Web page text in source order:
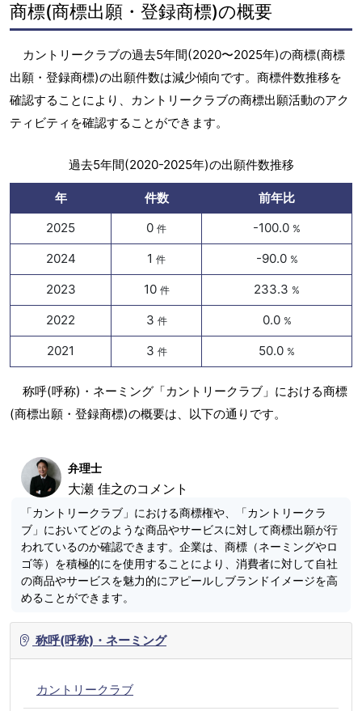
商標(商標出願・登録商標)の概要
カントリークラブの過去5年間(2020〜2025年)の商標(商標
出願・登録商標)の出願件数は減少傾向です。商標件数推移を
確認することにより、カントリークラブの商標出願活動のアク
ティビティを確認することができます。
過去5年間(2020-2025年)の出願件数推移
年 件数
前年比
2025
0 件 -100.0 %
2024 1 件 -90.0 %
2023 10 件 233.3 %
2022 3 件 0.0 %
2021 3 件 50.0 %
称呼(呼称)・ネーミング「カントリークラブ」における商標
(商標出願・登録商標)の概要は、以下の通りです。
弁理士
大瀬 佳之のコメント
「カントリークラブ」における商標権や、「カントリークラ
ブ」においてどのような商品やサービスに対して商標出願が行
われているのか確認できます。企業は、商標（ネーミングやロ
ゴ等）を積極的にを使用することにより、消費者に対して自社
の商品やサービスを魅力的にアピールしブランドイメージを高
めることができます。
称呼(呼称)・ネーミング
カントリークラブ